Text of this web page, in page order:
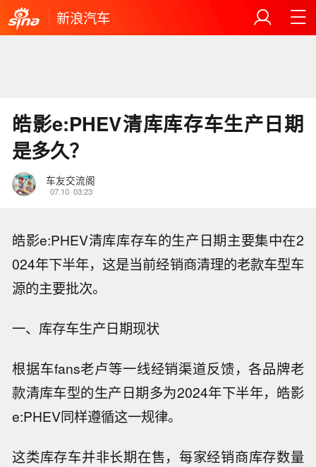
新浪汽车
皓影e:PHEV清库库存车生产日期
是多久？
车友交流阁
07.10 03:23
皓影e:PHEV清库库存车的生产日期主要集中在2
024年下半年，这是当前经销商清理的老款车型车
源的主要批次。
一、库存车生产日期现状
根据车fans老卢等一线经销渠道反馈，各品牌老
款清库车型的生产日期多为2024年下半年，皓影
e:PHEV同样遵循这一规律。
这类库存车并非长期在售，每家经销商库存数量